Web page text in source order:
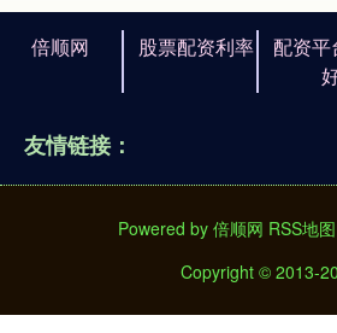
倍顺网 股票配资利率
配资平
友情链接：
Powered by 倍顺网 RSS地图
Copyright © 2013-